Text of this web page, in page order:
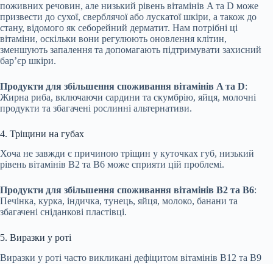
поживних речовин, але низький рівень вітамінів A та D може
призвести до сухої, сверблячої або лускатої шкіри, а також до
стану, відомого як себорейний дерматит. Нам потрібні ці
вітаміни, оскільки вони регулюють оновлення клітин,
зменшують запалення та допомагають підтримувати захисний
бар’єр шкіри.
Продукти для збільшення споживання вітамінів A та D:
Жирна риба, включаючи сардини та скумбрію, яйця, молочні
продукти та збагачені рослинні альтернативи.
4. Тріщини на губах
Хоча не завжди є причиною тріщин у куточках губ, низький
рівень вітамінів B2 та B6 може сприяти цій проблемі.
Продукти для збільшення споживання вітамінів B2 та B6:
Печінка, курка, індичка, тунець, яйця, молоко, банани та
збагачені сніданкові пластівці.
5. Виразки у роті
Виразки у роті часто викликані дефіцитом вітамінів B12 та B9